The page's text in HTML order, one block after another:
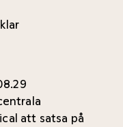
att satsa på